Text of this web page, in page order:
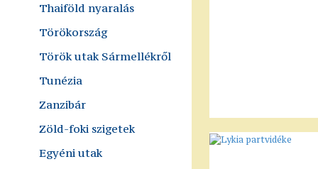
Thaiföld nyaralás
Törökország
Török utak Sármellékről
Tunézia
Zanzibár
Zöld-foki szigetek
Egyéni utak